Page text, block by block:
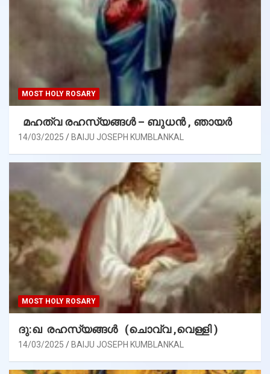
MOST HOLY ROSARY
മഹത്വ രഹസ്യങ്ങള്‍ – ബുധൻ , ഞായർ
14/03/2025 BAIJU JOSEPH KUMBLANKAL
MOST HOLY ROSARY
ദു:ഖ രഹസ്യങ്ങൾ (ചൊവ്വ ,വെള്ളി )
14/03/2025 BAIJU JOSEPH KUMBLANKAL